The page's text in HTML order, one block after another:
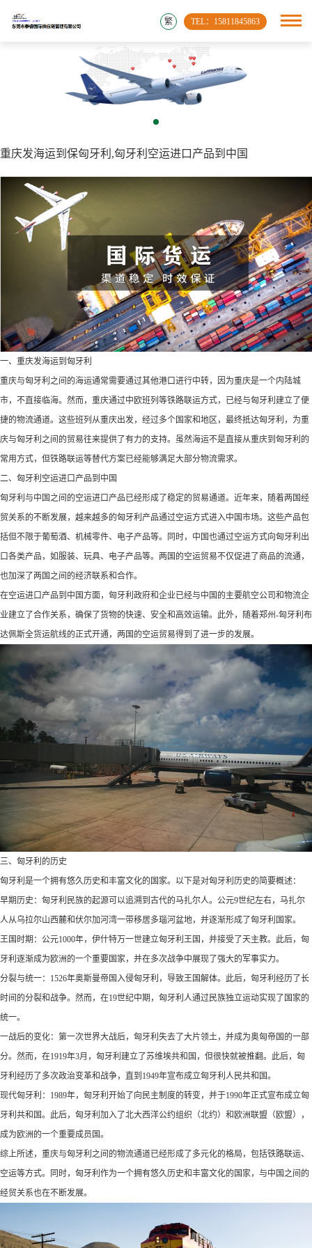
TEL：15811845863
繁
重庆发海运到保匈牙利,匈牙利空运进口产品到中国
一、重庆发海运到匈牙利
重庆与匈牙利之间的海运通常需要通过其他港口进行中转，因为重庆是一个内陆城
市，不直接临海。然而，重庆通过中欧班列等铁路联运方式，已经与匈牙利建立了便
捷的物流通道。这些班列从重庆出发，经过多个国家和地区，最终抵达匈牙利，为重
庆与匈牙利之间的贸易往来提供了有力的支持。虽然海运不是直接从重庆到匈牙利的
常用方式，但铁路联运等替代方案已经能够满足大部分物流需求。
二、匈牙利空运进口产品到中国
匈牙利与中国之间的空运进口产品已经形成了稳定的贸易通道。近年来，随着两国经
贸关系的不断发展，越来越多的匈牙利产品通过空运方式进入中国市场。这些产品包
括但不限于葡萄酒、机械零件、电子产品等。同时，中国也通过空运方式向匈牙利出
口各类产品，如服装、玩具、电子产品等。两国的空运贸易不仅促进了商品的流通，
也加深了两国之间的经济联系和合作。
在空运进口产品到中国方面，匈牙利政府和企业已经与中国的主要航空公司和物流企
业建立了合作关系，确保了货物的快速、安全和高效运输。此外，随着郑州-匈牙利布
达佩斯全货运航线的正式开通，两国的空运贸易得到了进一步的发展。
三、匈牙利的历史
匈牙利是一个拥有悠久历史和丰富文化的国家。以下是对匈牙利历史的简要概述：
早期历史：匈牙利民族的起源可以追溯到古代的马扎尔人。公元9世纪左右，马扎尔
人从乌拉尔山西麓和伏尔加河湾一带移居多瑙河盆地，并逐渐形成了匈牙利国家。
王国时期：公元1000年，伊什特万一世建立匈牙利王国，并接受了天主教。此后，匈
牙利逐渐成为欧洲的一个重要国家，并在多次战争中展现了强大的军事实力。
分裂与统一：1526年奥斯曼帝国入侵匈牙利，导致王国解体。此后，匈牙利经历了长
时间的分裂和战争。然而，在19世纪中期，匈牙利人通过民族独立运动实现了国家的
统一。
一战后的变化：第一次世界大战后，匈牙利失去了大片领土，并成为奥匈帝国的一部
分。然而，在1919年3月，匈牙利建立了苏维埃共和国，但很快就被推翻。此后，匈
牙利经历了多次政治变革和战争，直到1949年宣布成立匈牙利人民共和国。
现代匈牙利：1989年，匈牙利开始了向民主制度的转变，并于1990年正式宣布成立匈
牙利共和国。此后，匈牙利加入了北大西洋公约组织（北约）和欧洲联盟（欧盟），
成为欧洲的一个重要成员国。
综上所述，重庆与匈牙利之间的物流通道已经形成了多元化的格局，包括铁路联运、
空运等方式。同时，匈牙利作为一个拥有悠久历史和丰富文化的国家，与中国之间的
经贸关系也在不断发展。